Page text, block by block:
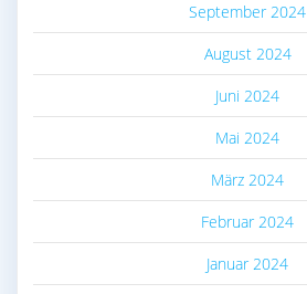
September 2024
August 2024
Juni 2024
Mai 2024
März 2024
Februar 2024
Januar 2024